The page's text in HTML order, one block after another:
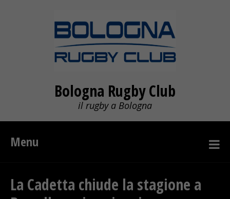
Bologna Rugby Club
il rugby a Bologna
Menu
La Cadetta chiude la stagione a